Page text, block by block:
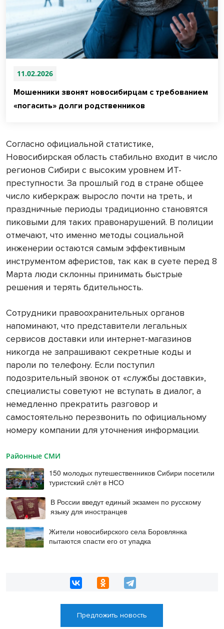
11.02.2026
Мошенники звонят новосибирцам с требованием
«погасить» долги родственников
Согласно официальной статистике,
Новосибирская область стабильно входит в число
регионов Сибири с высоким уровнем ИТ-
преступности. За прошлый год в стране общее
число киберкраж выросло почти на треть, и
праздничные периоды традиционно становятся
пиковыми для таких правонарушений. В полиции
отмечают, что именно методы социальной
инженерии остаются самым эффективным
инструментом аферистов, так как в суете перед 8
Марта люди склонны принимать быстрые
решения и терять бдительность.
Сотрудники правоохранительных органов
напоминают, что представители легальных
сервисов доставки или интернет-магазинов
никогда не запрашивают секретные коды и
пароли по телефону. Если поступил
подозрительный звонок от «службы доставки»,
специалисты советуют не вступать в диалог, а
немедленно прекратить разговор и
самостоятельно перезвонить по официальному
номеру компании для уточнения информации.
Районные СМИ
150 молодых путешественников Сибири посетили
туристский слёт в НСО
В России введут единый экзамен по русскому
языку для иностранцев
Жители новосибирского села Боровлянка
пытаются спасти его от упадка
Предложить новость